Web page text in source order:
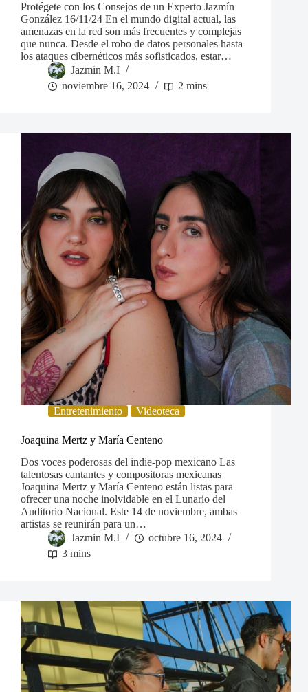
Protégete con los Consejos de un Experto Jazmín
González 16/11/24 En el mundo digital actual, las
amenazas en la red son más frecuentes y complejas
que nunca. Desde el robo de datos personales hasta
los ataques cibernéticos más sofisticados, estar…
Jazmin M.I
noviembre 16, 2024
2 mins
Entretenimiento Videoteca
Joaquina Mertz y María Centeno
Dos voces poderosas del indie-pop mexicano Las
talentosas cantantes y compositoras mexicanas
Joaquina Mertz y María Centeno están listas para
ofrecer una noche inolvidable en el Lunario del
Auditorio Nacional. Este 14 de noviembre, ambas
artistas se reunirán para un…
Jazmin M.I
octubre 16, 2024
3 mins